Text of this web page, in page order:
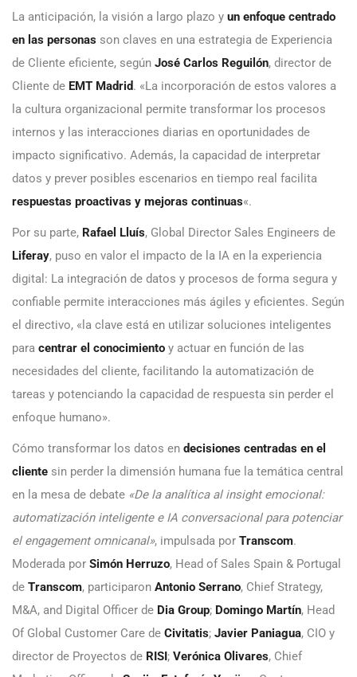
La anticipación, la visión a largo plazo y un enfoque centrado
en las personas son claves en una estrategia de Experiencia
de Cliente eficiente, según José Carlos Reguilón, director de
Cliente de EMT Madrid. «La incorporación de estos valores a
la cultura organizacional permite transformar los procesos
internos y las interacciones diarias en oportunidades de
impacto significativo. Además, la capacidad de interpretar
datos y prever posibles escenarios en tiempo real facilita
respuestas proactivas y mejoras continuas«.
Por su parte, Rafael Lluís, Global Director Sales Engineers de
Liferay, puso en valor el impacto de la IA en la experiencia
digital: La integración de datos y procesos de forma segura y
confiable permite interacciones más ágiles y eficientes. Según
el directivo, «la clave está en utilizar soluciones inteligentes
para centrar el conocimiento y actuar en función de las
necesidades del cliente, facilitando la automatización de
tareas y potenciando la capacidad de respuesta sin perder el
enfoque humano».
Cómo transformar los datos en decisiones centradas en el
cliente sin perder la dimensión humana fue la temática central
en la mesa de debate «De la analítica al insight emocional:
automatización inteligente e IA conversacional para potenciar
el engagement omnicanal», impulsada por Transcom.
Moderada por Simón Herruzo, Head of Sales Spain & Portugal
de Transcom, participaron Antonio Serrano, Chief Strategy,
M&A, and Digital Officer de Dia Group; Domingo Martín, Head
Of Global Customer Care de Civitatis; Javier Paniagua, CIO y
director de Proyectos de RISI ; Verónica Olivares, Chief